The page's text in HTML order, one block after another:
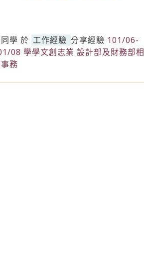
學 於 工作經驗 分享經驗 101/06-
08 學學文創志業 設計部及財務部相
務